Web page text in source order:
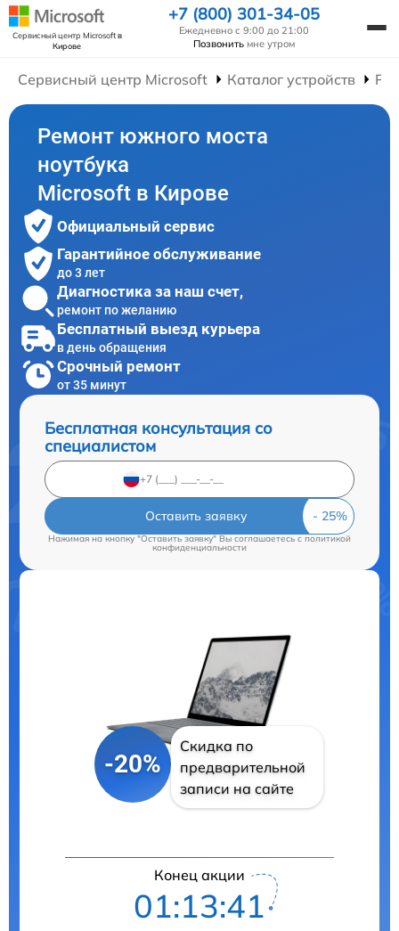
Сервисный центр Microsoftв
Кирове
+7 (800) 301-34-05
Ежедневно с 9:00 до 21:00
Позвонить мне утром
Сервисный центр Microsoft Каталог устройств
Ремонт южного моста
ноутбука
Microsoft в Кирове
Официальный сервис
Гарантийное обслуживание
до 3 лет
Диагностика за наш счет,
ремонт по желанию
Бесплатный выезд курьера
в день обращения
Срочный ремонт
от 35 минут
Бесплатная консультация со
специалистом
Оставить заявку
Нажимая на кнопку "Оставить заявку" Вы соглашаетесь cполитикой
конфиденциальности
-20%
Скидка по
предварительной
записи на сайте
Конец акции
01:13:41